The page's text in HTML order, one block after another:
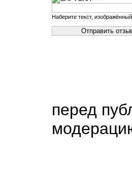
Наберите текст,
перед